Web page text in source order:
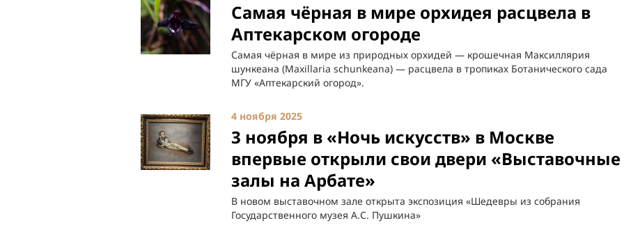
Самая чёрная в мире орхидея расцвела в
Аптекарском огороде
Самая чёрная в мире из природных орхидей — крошечная Максиллярия
шункеана (Maxillaria schunkeana) — расцвела в тропиках Ботанического сада
МГУ «Аптекарский огород».
4 ноября 2025
3 ноября в «Ночь искусств» в Москве
впервые открыли свои двери «Выставочные
залы на Арбате»
В новом выставочном зале открыта экспозиция «Шедевры из собрания
Государственного музея А.С. Пушкина»